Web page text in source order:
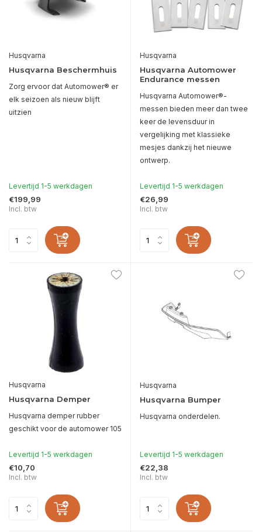
Husqvarna
Husqvarna Beschermhuis
Zorg ervoor dat Automower® er
elk seizoen als nieuw blijft
uitzien
Levertijd 1-5 werkdagen
€199,99
Incl. btw
Husqvarna
Husqvarna Automower
Endurance messen
Husqvarna Automower®-
messen bieden meer dan twee
keer de levensduur in
vergelijking met klassieke
mesjes dankzij het nieuwe
ontwerp.
Levertijd 1-5 werkdagen
€26,99
Incl. btw
Husqvarna
Husqvarna Demper
Husqvarna demper rubber
geschikt voor de automower 105
Levertijd 1-5 werkdagen
€10,70
Incl. btw
Husqvarna
Husqvarna Bumper
Husqvarna onderdelen.
Levertijd 1-5 werkdagen
€22,38
Incl. btw